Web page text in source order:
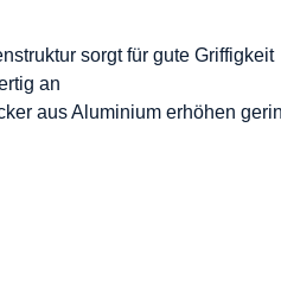
sorgt für gute Griffigkeit
an
aus Aluminium erhöhen